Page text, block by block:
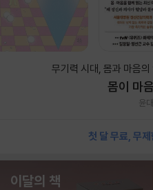
무기력 시대, 몸과 마음
몸이 마
윤
첫 달 무료, 무
이달의 책